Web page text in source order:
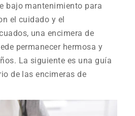
bajo mantenimiento para
el cuidado y el
una encimera de
permanecer hermosa y
La siguiente es una guía
de las encimeras de